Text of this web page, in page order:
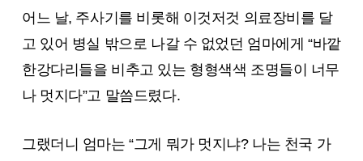
어느 날, 주사기를 비롯해 이것저것 의료장비를 달
고 있어 병실 밖으로 나갈 수 없었던 엄마에게 “바깥
한강다리들을 비추고 있는 형형색색 조명들이 너무
나 멋지다”고 말씀드렸다.
그랬더니 엄마는 “그게 뭐가 멋지냐? 나는 천국 가